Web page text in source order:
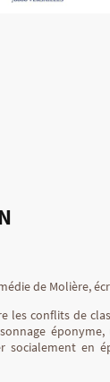
de Molière,
les conflits de
socialement en